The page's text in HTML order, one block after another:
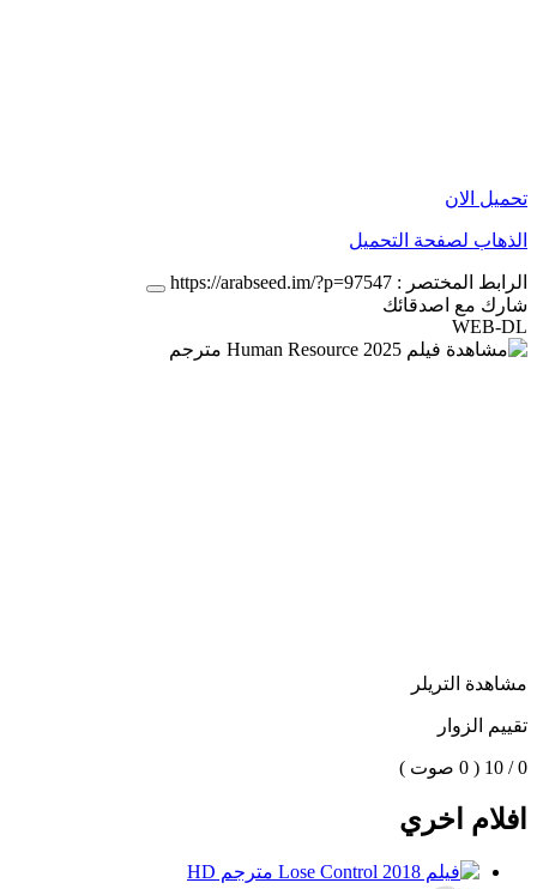
تحميل الان
الذهاب لصفحة التحميل
الرابط المختصر : https://arabseed.im/?p=97547
شارك مع اصدقائك
WEB-DL
مشاهدة التريلر
تقييم الزوار
0 / 10 ( 0 صوت )
افلام اخري